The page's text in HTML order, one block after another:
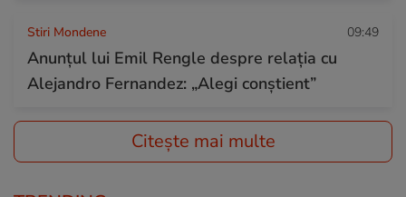
Stiri Mondene 09:49
Anunțul lui Emil Rengle despre relația cu
Alejandro Fernandez: „Alegi conștient”
Citește mai multe